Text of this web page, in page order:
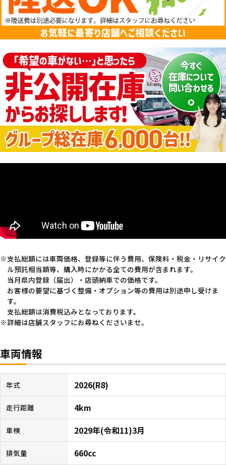
支払総額には車両価格、登録等に伴う費用、保険料・税金・リサイク
ル預託相当額等、購入時にかかる全ての費用が含まれます。
当月県内登録（届出）・店頭納車での価格です。
お客様の要望に基づく整備・オプション等の費用は別途申し受けま
す。
支払総額は消費税込みとなっております。
詳細は店舗スタッフにお尋ねくださいませ。
車両情報
年式 2026(R8)
走行距離 4km
車検 2029年(令和11)3月
排気量 660cc